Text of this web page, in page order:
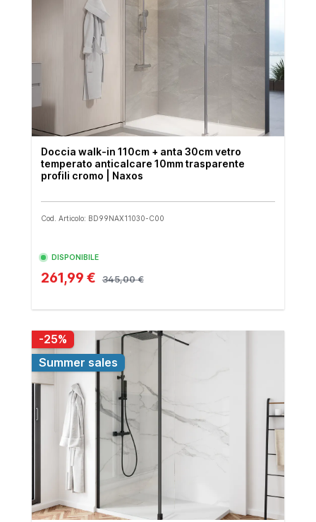
Doccia walk-in 110cm + anta 30cm vetro
temperato anticalcare 10mm trasparente
profili cromo | Naxos
Cod. Articolo: BD99NAX11030-C00
DISPONIBILE
261,99 € 345,00 €
-25%
Summer sales